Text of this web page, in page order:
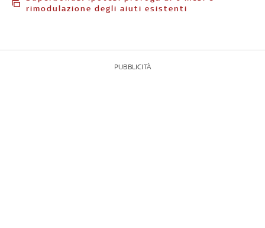
rimodulazione degli aiuti esistenti
PUBBLICITÀ